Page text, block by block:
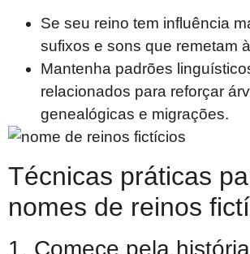
Se seu reino tem influência
sufixos e sons que remetam
Mantenha padrões
relacionados para reforçar
genealógicas e migrações.
Técnicas práticas
nomes de reinos
1. Comece pela